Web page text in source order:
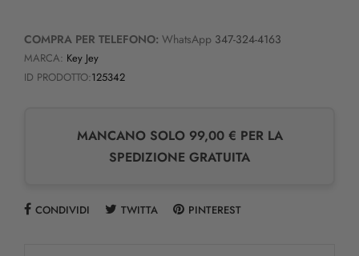
COMPRA PER TELEFONO: WhatsApp 347-324-4163
MARCA: Key Jey
ID PRODOTTO:125342
MANCANO SOLO 99,00 € PER LA
SPEDIZIONE GRATUITA
CONDIVIDI TWITTA PINTEREST